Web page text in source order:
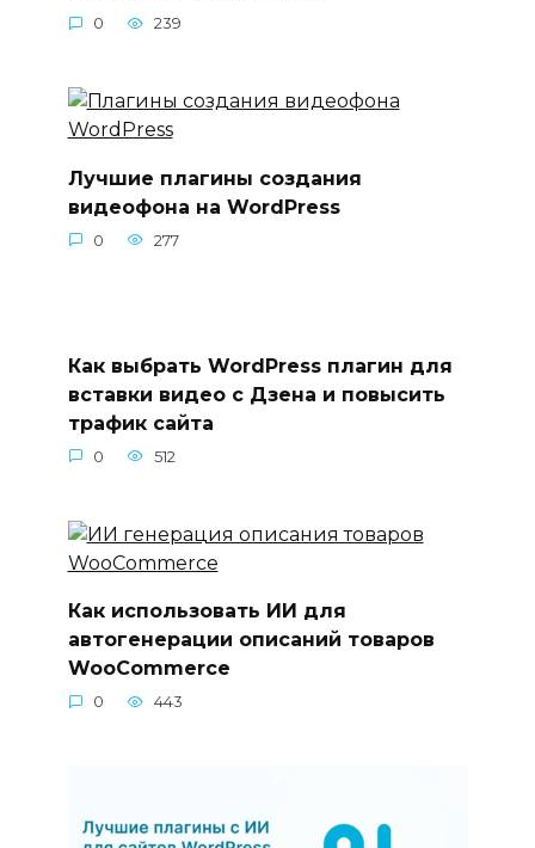
0 239
Лучшие плагины создания
видеофона на WordPress
0 277
Как выбрать WordPress плагин для
вставки видео с Дзена и повысить
трафик сайта
0 512
Как использовать ИИ для
автогенерации описаний товаров
WooCommerce
0 443